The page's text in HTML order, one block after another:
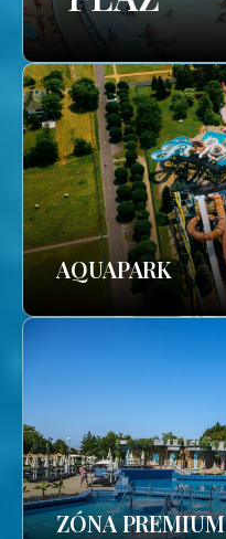
AQUAPARK
ZÓNA PREMIUM